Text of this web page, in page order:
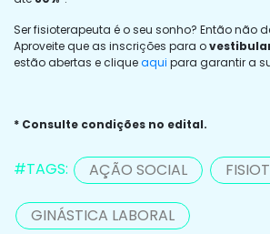
Ser fisioterapeuta é o seu sonho? Então não
Aproveite que as inscrições para o
estão abertas e cliqueaqui para garantir a
* Consulte condições no edital.
#TAGS: AÇÃO SOCIAL
GINÁSTICA LABORAL